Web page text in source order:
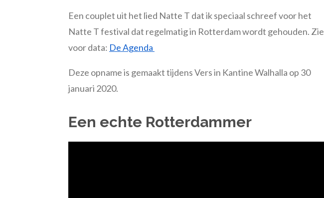
Een couplet uit het lied Natte T dat ik speciaal schreef voor het
Natte T festival dat regelmatig in Rotterdam wordt gehouden. Zie
voor data: De Agenda
Deze opname is gemaakt tijdens Vers in Kantine Walhalla op 30
januari 2020.
Een echte Rotterdammer